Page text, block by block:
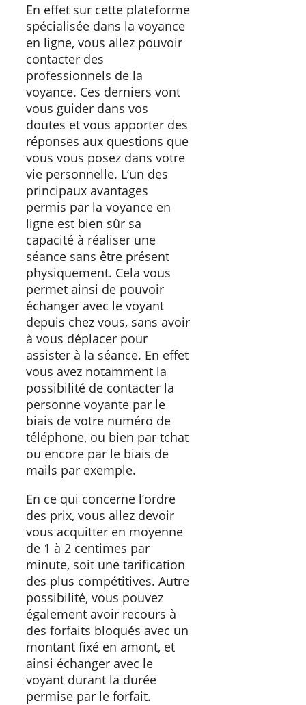
En effet sur cette plateforme
spécialisée dans la voyance
en ligne, vous allez pouvoir
contacter des
professionnels de la
voyance. Ces derniers vont
vous guider dans vos
doutes et vous apporter des
réponses aux questions que
vous vous posez dans votre
vie personnelle. L’un des
principaux avantages
permis par la voyance en
ligne est bien sûr sa
capacité à réaliser une
séance sans être présent
physiquement. Cela vous
permet ainsi de pouvoir
échanger avec le voyant
depuis chez vous, sans avoir
à vous déplacer pour
assister à la séance. En effet
vous avez notamment la
possibilité de contacter la
personne voyante par le
biais de votre numéro de
téléphone, ou bien par tchat
ou encore par le biais de
mails par exemple.
En ce qui concerne l’ordre
des prix, vous allez devoir
vous acquitter en moyenne
de 1 à 2 centimes par
minute, soit une tarification
des plus compétitives. Autre
possibilité, vous pouvez
également avoir recours à
des forfaits bloqués avec un
montant fixé en amont, et
ainsi échanger avec le
voyant durant la durée
permise par le forfait.